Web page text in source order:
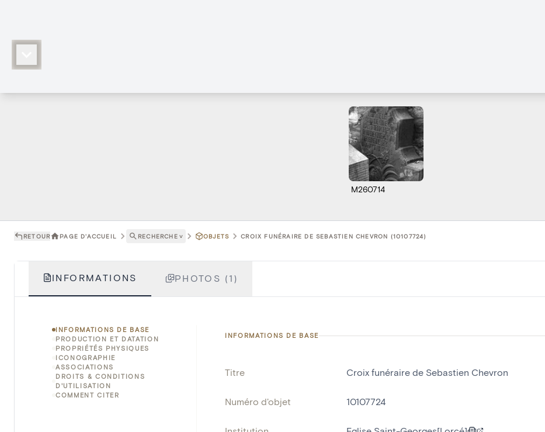
M260714
RETOUR PAGE D'ACCUEIL RECHERCHE ˅ OBJETS CROIX FUNÉRAIRE DE SEBASTIEN CHEVRON (10107724)
INFORMATIONS PHOTOS (1)
INFORMATIONS DE BASE
PRODUCTION ET DATATION
PROPRIÉTÉS PHYSIQUES
ICONOGRAPHIE
ASSOCIATIONS
DROITS & CONDITIONS
D'UTILISATION
COMMENT CITER
INFORMATIONS DE BASE
Titre Croix funéraire de Sebastien Chevron
Numéro d'objet 10107724